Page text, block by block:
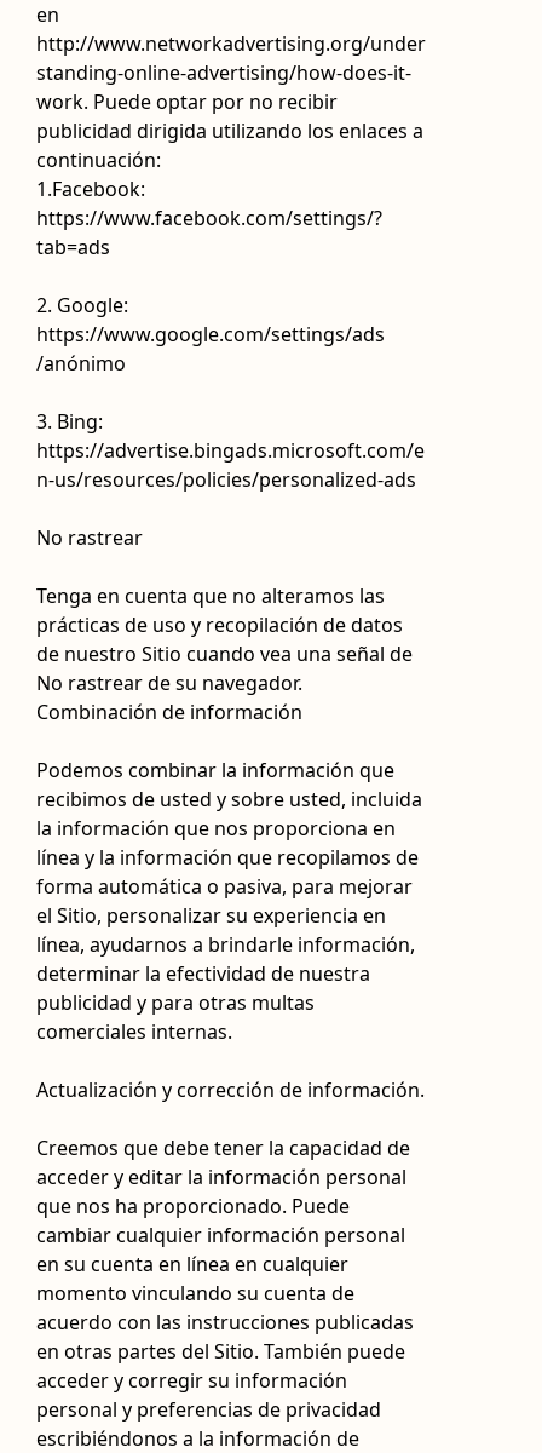
en
http://www.networkadvertising.org/under
standing-online-advertising/how-does-it-
work. Puede optar por no recibir
publicidad dirigida utilizando los enlaces a
continuación:
1.Facebook:
https://www.facebook.com/settings/?
tab=ads
2. Google:
https://www.google.com/settings/ads
/anónimo
3. Bing:
https://advertise.bingads.microsoft.com/e
n-us/resources/policies/personalized-ads
No rastrear
Tenga en cuenta que no alteramos las
prácticas de uso y recopilación de datos
de nuestro Sitio cuando vea una señal de
No rastrear de su navegador.
Combinación de información
Podemos combinar la información que
recibimos de usted y sobre usted, incluida
la información que nos proporciona en
línea y la información que recopilamos de
forma automática o pasiva, para mejorar
el Sitio, personalizar su experiencia en
línea, ayudarnos a brindarle información,
determinar la efectividad de nuestra
publicidad y para otras multas
comerciales internas.
Actualización y corrección de información.
Creemos que debe tener la capacidad de
acceder y editar la información personal
que nos ha proporcionado. Puede
cambiar cualquier información personal
en su cuenta en línea en cualquier
momento vinculando su cuenta de
acuerdo con las instrucciones publicadas
en otras partes del Sitio. También puede
acceder y corregir su información
personal y preferencias de privacidad
escribiéndonos a la información de